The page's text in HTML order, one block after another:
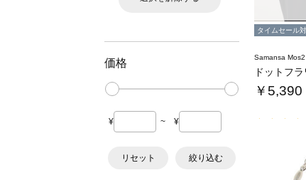
価格
¥ ~ ¥
リセット 絞り込む
タイムセール
Samansa Mos2
￥5,390